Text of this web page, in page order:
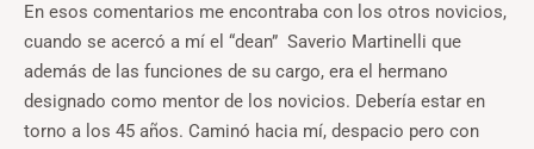
En esos comentarios me encontraba con los otros novicios,
cuando se acercó a mí el “dean” Saverio Martinelli que
además de las funciones de su cargo, era el hermano
designado como mentor de los novicios. Debería estar en
torno a los 45 años. Caminó hacia mí, despacio pero con